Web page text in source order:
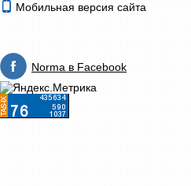
Мобильная версия сайта
Norma в Facebook